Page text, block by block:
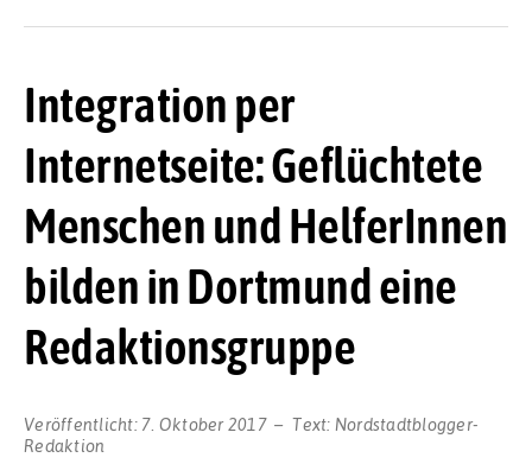
Integration per
Internetseite: Geflüchtete
Menschen und HelferInnen
bilden in Dortmund eine
Redaktionsgruppe
Veröffentlicht: 7. Oktober 2017 Text: Nordstadtblogger-
Redaktion